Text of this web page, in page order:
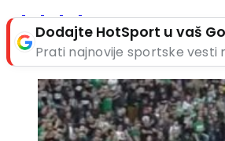
Dodajte HotSport u vaš
Prati najnovije sportske vesti